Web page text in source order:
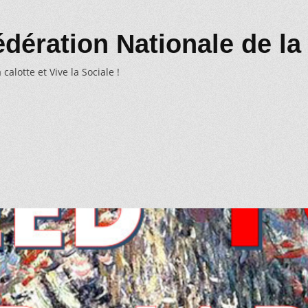
Nationale de
et Vive la Sociale !